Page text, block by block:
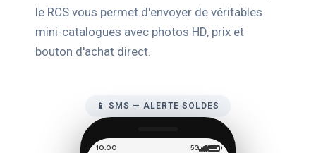
le RCS vous permet d'envoyer de véritables
mini-catalogues avec photos HD, prix et
bouton d'achat direct.
📱 SMS — ALERTE SOLDES
10:00 5G